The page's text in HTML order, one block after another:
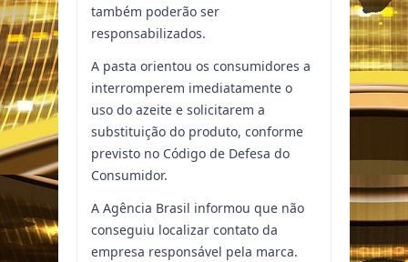
também poderão ser
responsabilizados.
A pasta orientou os consumidores a
interromperem imediatamente o
uso do azeite e solicitarem a
substituição do produto, conforme
previsto no Código de Defesa do
Consumidor.
A Agência Brasil informou que não
conseguiu localizar contato da
empresa responsável pela marca.